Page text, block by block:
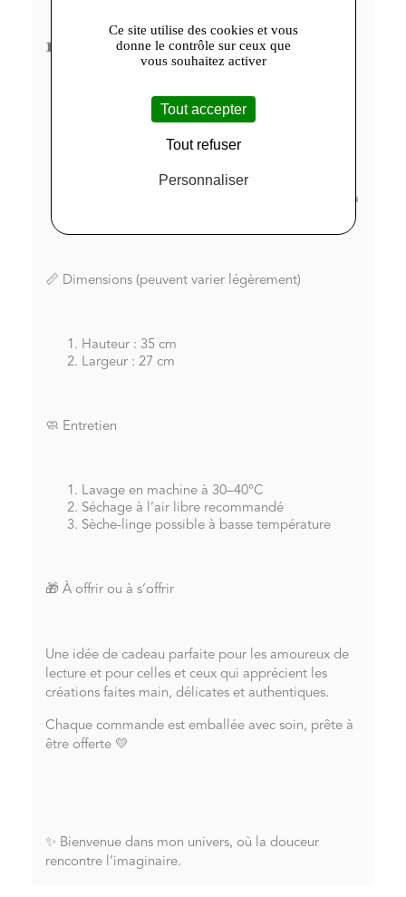
🧵 Détails du produit
Fermeture par un ruban à nouer
Chaque pièce est unique et confectionnée à la
📏 Dimensions (peuvent varier légèrement)
Hauteur : 35 cm
Largeur : 27 cm
🧼 Entretien
Lavage en machine à 30–40°C
Séchage à l’air libre recommandé
Sèche-linge possible à basse température
🎁 À offrir ou à s’offrir
Une idée de cadeau parfaite pour les amoureux de
lecture et pour celles et ceux qui apprécient les
créations faites main, délicates et authentiques.
Chaque commande est emballée avec soin, prête à
être offerte 💛
✨ Bienvenue dans mon univers, où la douceur
rencontre l’imaginaire.
Ce site utilise des cookies et vous
donne le contrôle sur ceux que
vous souhaitez activer
Tout accepter
Tout refuser
Personnaliser